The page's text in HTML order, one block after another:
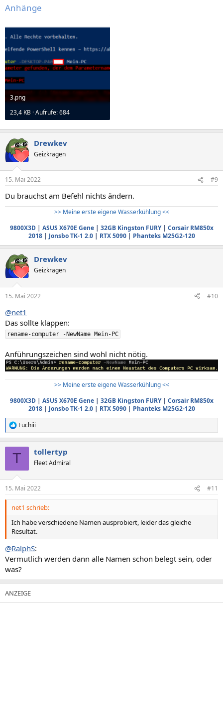
Anhänge
3.png
23,4 KB · Aufrufe: 684
Drewkev
Geizkragen
15. Mai 2022 #9
Du brauchst am Befehl nichts ändern.
>> Meine erste eigene Wasserkühlung <<
9800X3D| ASUS X670E Gene| 32GB Kingston FURY| Corsair RM850x
2018| Jonsbo TK-1 2.0| RTX 5090| Phanteks M25G2-120
Drewkev
Geizkragen
15. Mai 2022 #10
@net1
Das sollte klappen:
rename-computer -NewName Mein-PC
Anführungszeichen sind wohl nicht nötig.
>> Meine erste eigene Wasserkühlung <<
9800X3D| ASUS X670E Gene| 32GB Kingston FURY| Corsair RM850x
2018| Jonsbo TK-1 2.0| RTX 5090| Phanteks M25G2-120
R
e
e
n
Fuchiii
T tollertyp
Fleet Admiral
15. Mai 2022 #11
net1 schrieb:
Ich habe verschiedene Namen ausprobiert, leider das gleiche
Resultat.
@RalphS:
Vermutlich werden dann alle Namen schon belegt sein, oder
was?